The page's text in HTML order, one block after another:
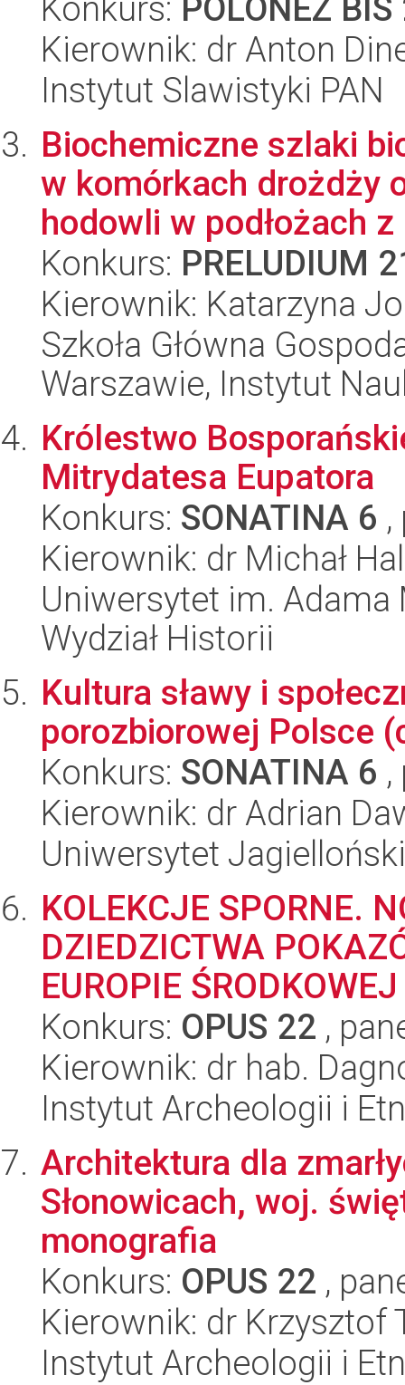
Konkurs: POLONEZ BIS
Kierownik: dr Anton
Instytut Slawistyki PAN
Biochemiczne szlaki
w komórkach drożdży
hodowli w podłożach
Konkurs: PRELUDIUM
Kierownik: Katarzyna
Szkoła Główna
Warszawie, Instytut
Królestwo
Mitrydatesa Eupatora
Konkurs: SONATINA 6
Kierownik: dr Michał
Uniwersytet im.
Wydział Historii
Kultura sławy i
porozbiorowej Polsce
Konkurs: SONATINA 6
Kierownik: dr Adrian
Uniwersytet Jagielloński
KOLEKCJE SPORNE.
DZIEDZICTWA
EUROPIE
Konkurs: OPUS 22 ,
Kierownik: dr hab.
Instytut Archeologii i
Architektura dla
Słonowicach, woj.
monografia
Konkurs: OPUS 22 ,
Kierownik: dr Krzysztof
Instytut Archeologii i